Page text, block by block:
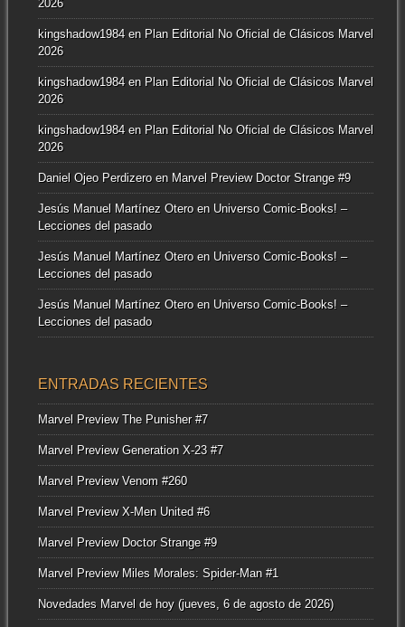
2026
kingshadow1984en Plan Editorial No Oficial de Clásicos Marvel
2026
kingshadow1984en Plan Editorial No Oficial de Clásicos Marvel
2026
kingshadow1984en Plan Editorial No Oficial de Clásicos Marvel
2026
Daniel Ojeo Perdizeroen Marvel Preview Doctor Strange #9
Jesús Manuel Martínez Oteroen Universo Comic-Books! –
Lecciones del pasado
Jesús Manuel Martínez Oteroen Universo Comic-Books! –
Lecciones del pasado
Jesús Manuel Martínez Oteroen Universo Comic-Books! –
Lecciones del pasado
ENTRADAS RECIENTES
Marvel Preview The Punisher #7
Marvel Preview Generation X-23 #7
Marvel Preview Venom #260
Marvel Preview X-Men United #6
Marvel Preview Doctor Strange #9
Marvel Preview Miles Morales: Spider-Man #1
Novedades Marvel de hoy (jueves, 6 de agosto de 2026)